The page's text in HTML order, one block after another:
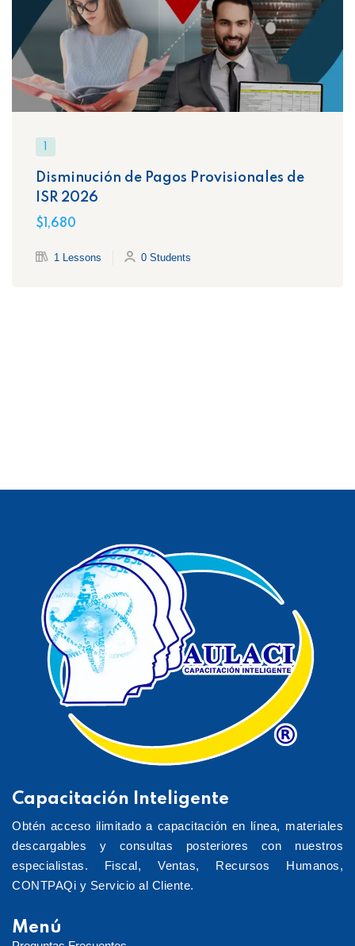
Disminución de Pagos Provisionales de
ISR 2026
$1,680
1 Lessons 0 Students
Capacitación Inteligente
Obtén acceso ilimitado a capacitación en línea, materiales
descargables y consultas posteriores con nuestros
especialistas. Fiscal, Ventas, Recursos Humanos,
CONTPAQi y Servicio al Cliente.
Menú